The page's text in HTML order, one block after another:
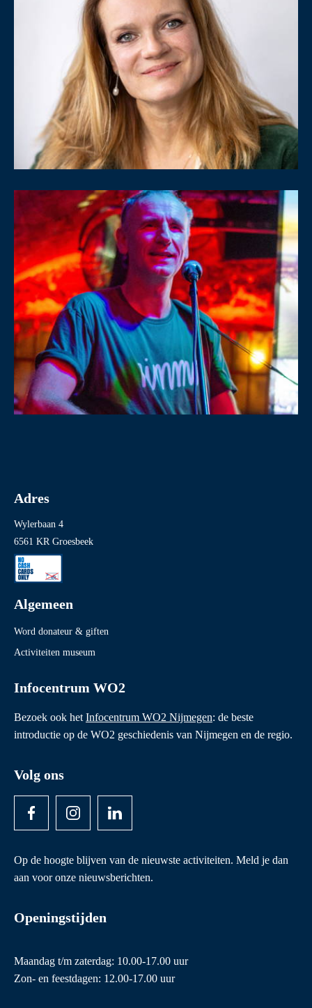
Adres
Wylerbaan 4
6561 KR Groesbeek
Algemeen
Word donateur & giften
Activiteiten museum
Infocentrum WO2
Bezoek ook het Infocentrum WO2 Nijmegen: de beste
introductie op de WO2 geschiedenis van Nijmegen en de regio.
Volg ons
Op de hoogte blijven van de nieuwste activiteiten. Meld je dan
aan voor onze nieuwsberichten.
Openingstijden
Maandag t/m zaterdag: 10.00-17.00 uur
Zon- en feestdagen: 12.00-17.00 uur